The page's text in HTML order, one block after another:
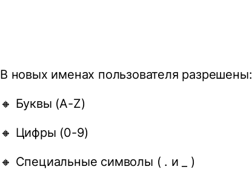
В новых именах пользователя разрешены:
🔸 Буквы (A-Z)
🔸 Цифры (0-9)
🔸 Специальные символы ( . и _ )